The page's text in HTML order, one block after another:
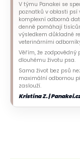
V týmu Panakei se
poznatků v oblasti psí
komplexní odborná
denně pomáhají
výsledkem důkladné
veterinárními
Věřím, že
dlouhému životu psa.
Sama život bez psů
maximální odbornou
zaslouží.
Kristína Z. |